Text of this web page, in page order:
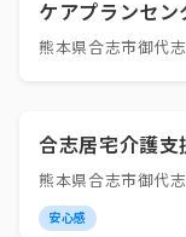
ケアプランセン
熊本県合志市御代
合志居宅介護支
熊本県合志市御代
安心感